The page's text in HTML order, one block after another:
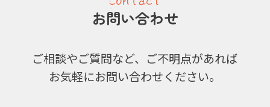
お問い合わせ
ご相談やご質問など、ご不明点があれば
お気軽にお問い合わせください。